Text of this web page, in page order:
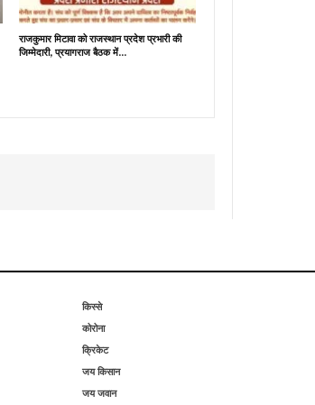
राजकुमार मिटावा को राजस्थान प्रदेश प्रभारी की
जिम्मेदारी, प्रयागराज बैठक में…
किस्से
कोरोना
क्रिकेट
जय किसान
जय जवान